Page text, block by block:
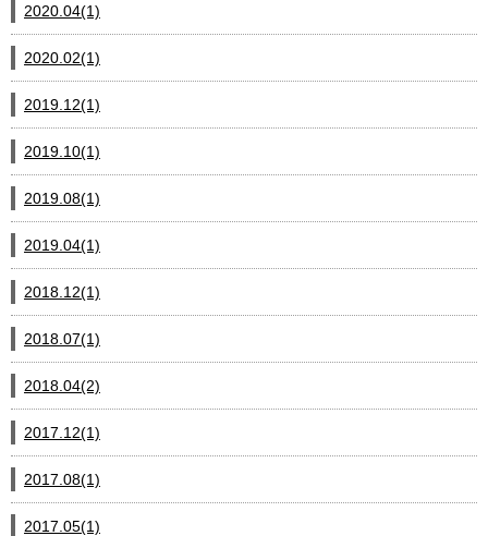
2020.04(1)
2020.02(1)
2019.12(1)
2019.10(1)
2019.08(1)
2019.04(1)
2018.12(1)
2018.07(1)
2018.04(2)
2017.12(1)
2017.08(1)
2017.05(1)